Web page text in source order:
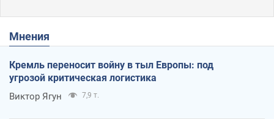
Мнения
Кремль переносит войну в тыл Европы: под
угрозой критическая логистика
Виктор Ягун 7,9 т.